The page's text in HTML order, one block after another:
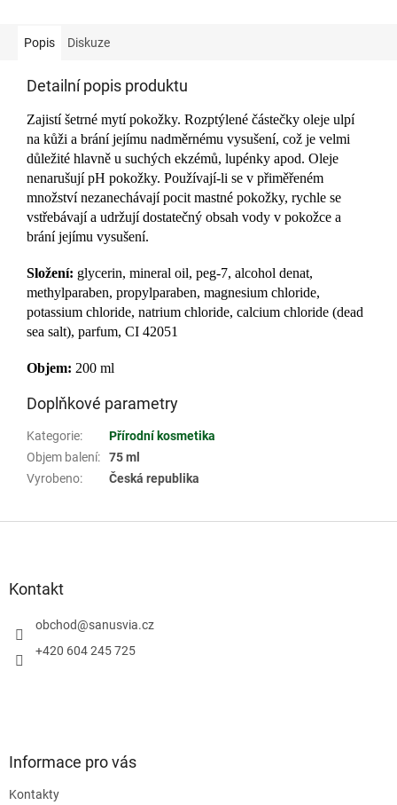
Popis Diskuze
Detailní popis produktu
Zajistí šetrné mytí pokožky. Rozptýlené částečky oleje ulpí
na kůži a brání jejímu nadměrnému vysušení, což je velmi
důležité hlavně u suchých ekzémů, lupénky apod. Oleje
nenarušují pH pokožky. Používají-li se v přiměřeném
množství nezanechávají pocit mastné pokožky, rychle se
vstřebávají a udržují dostatečný obsah vody v pokožce a
brání jejímu vysušení.
Složení: glycerin, mineral oil, peg-7, alcohol denat,
methylparaben, propylparaben, magnesium chloride,
potassium chloride, natrium chloride, calcium chloride (dead
sea salt), parfum, CI 42051
Objem: 200 ml
Doplňkové parametry
Kategorie:
Přírodní kosmetika
Objem balení:
75 ml
Vyrobeno: Česká republika
Kontakt
obchod@sanusvia.cz
+420 604 245 725
Informace pro vás
Kontakty